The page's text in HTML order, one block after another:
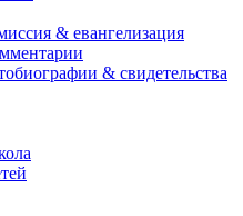
& евангелизация
& свидетельства